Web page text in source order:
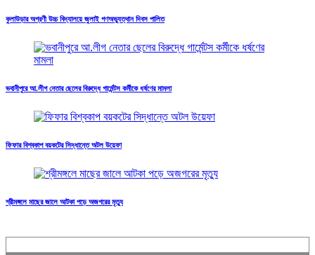
কুলাউড়ার অগ্রণী উচ্চ বিদ্যালয়ে জুলাই গণঅভ্যুত্থান দিবস পালিত
ভবানীপুরে আ.লীগ নেতার ছেলের বিরুদ্ধে গার্মেন্টস কর্মীকে ধর্ষণের মামলা
ফিফার বিশ্বকাপ বয়কটের সিদ্ধান্তে অটল উয়েফা
শ্রীমঙ্গলে মাছের জালে আটকা পড়ে অজগরের মৃত্যু